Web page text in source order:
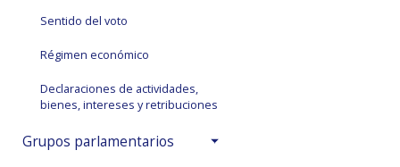
Sentido del voto
Régimen económico
Declaraciones de actividades,
bienes, intereses y retribuciones
Grupos parlamentarios